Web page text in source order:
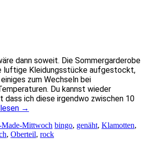
dann soweit. Die Sommergarderobe
luftige Kleidungsstücke aufgestockt,
zum Wechseln bei
Du kannst wieder
dass ich diese irgendwo zwischen 10
→
Mittwoch bingo, genäht, Klamotten,
, Oberteil, rock